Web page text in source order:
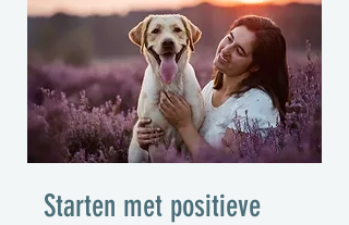
BOEK EEN KENNISMAKING
Starten met positieve